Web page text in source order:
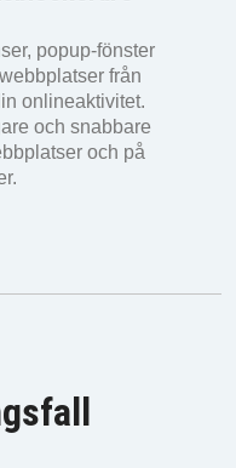
popup-fönster
från
onlineaktivitet.
och snabbare
och på